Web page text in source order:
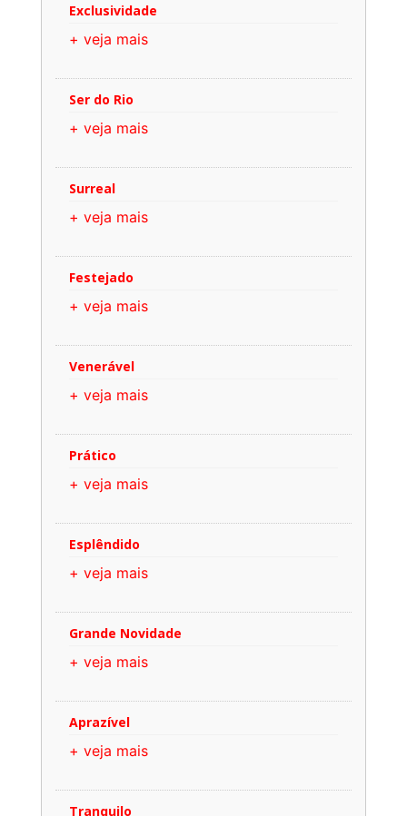
Exclusividade
+ veja mais
Ser do Rio
+ veja mais
Surreal
+ veja mais
Festejado
+ veja mais
Venerável
+ veja mais
Prático
+ veja mais
Esplêndido
+ veja mais
Grande Novidade
+ veja mais
Aprazível
+ veja mais
Tranquilo